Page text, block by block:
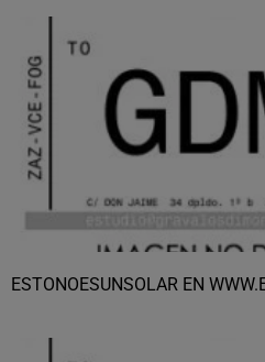
ESTONOESUNSOLAR EN